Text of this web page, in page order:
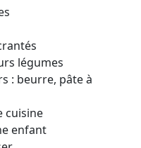
légumes
: beurre, pâte à
cuisine
enfant